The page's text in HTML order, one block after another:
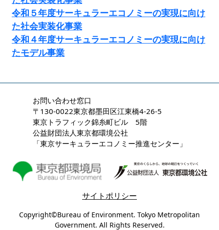
令和５年度サーキュラーエコノミーの実現に向け
た社会実装化事業
令和４年度サーキュラーエコノミーの実現に向け
たモデル事業
お問い合わせ窓口
〒130-0022東京都墨田区江東橋4-26-5
東京トラフィック錦糸町ビル 5階
公益財団法人東京都環境公社
「東京サーキュラーエコノミー推進センター」
サイトポリシー
Copyright©Bureau of Environment. Tokyo Metropolitan
Government. All Rights Reserved.